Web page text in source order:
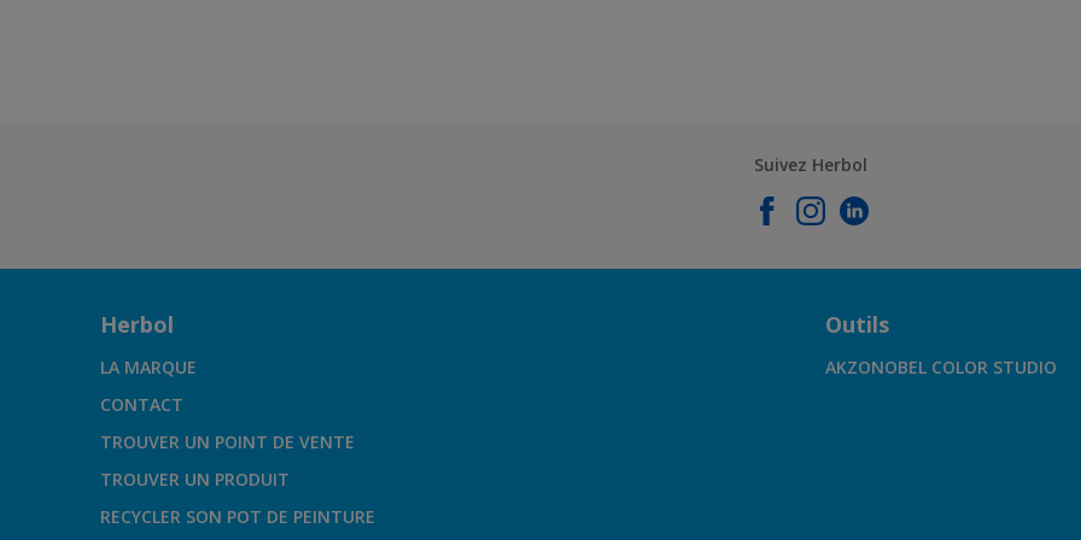
Suivez Herbol
Herbol
LA MARQUE
CONTACT
TROUVER UN POINT DE VENTE
TROUVER UN PRODUIT
RECYCLER SON POT DE PEINTURE
Outils
AKZONOBEL COLOR STUDIO